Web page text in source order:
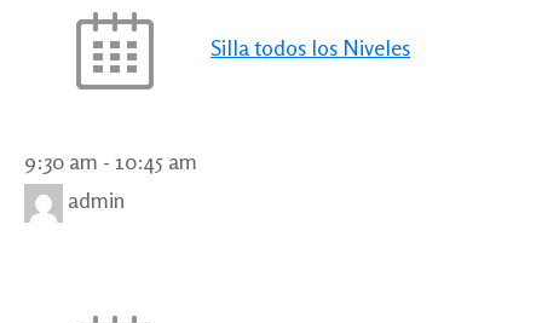
Silla todos los Niveles
9:30 am - 10:45 am
admin